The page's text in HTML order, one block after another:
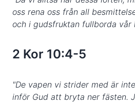
oss rena oss från all
och i gudsfruktan fullborda vår
2 Kor 10:4-5
"De vapen vi strider med är
inför Gud att bryta ner fästen.